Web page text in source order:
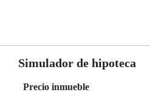
Simulador de hipoteca
Precio inmueble